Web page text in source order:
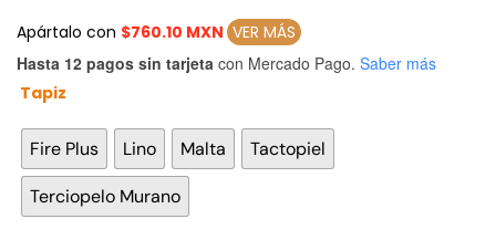
Apártalo con $760.10 MXN VER MÁS
Hasta 12 pagos sin tarjeta con Mercado Pago. Saber más
Tapiz
Fire Plus Lino Malta Tactopiel
Terciopelo Murano